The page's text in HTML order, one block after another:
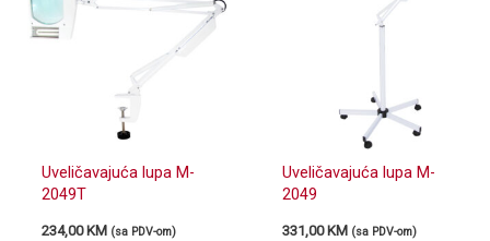
Uveličavajuća lupa M-
2049T
234,00 KM (sa PDV-om)
Uveličavajuća lupa M-
2049
331,00 KM (sa PDV-om)